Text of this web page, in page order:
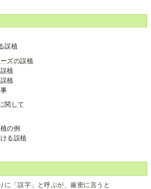
誤植
ズの誤植
植
植
関して
の例
る誤植
に「誤字」と呼ぶが、厳密に言うと